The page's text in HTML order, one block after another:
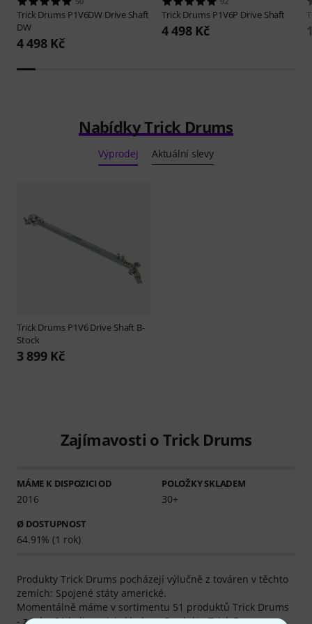
Trick Drums P1V6DW Drive Shaft
DW
4 498 Kč
Trick Drums P1V6P Drive Shaft
4 498 Kč
Nabídky Trick Drums
Výprodej Aktuální slevy
Trick Drums P1V6 Drive Shaft B-
Stock
3 899 Kč
Zajímavosti o Trick Drums
MÁME K DISPOZICI OD
2016
POLOŽKY SKLADEM
30+
Ø DOSTUPNOST
64.91% (1 rok)
Produkty Trick Drums pocházejí výlučně z továren v těchto
zemích: Spojené státy americké.
Momentálně máme v sortimentu 51 produktů Trick Drums
- z toho 31 k dispozici skladem. Produkty Trick Drums